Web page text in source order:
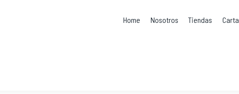
Home Nosotros Tiendas Carta